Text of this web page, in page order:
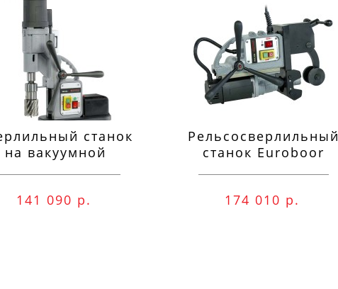
станок
на вакуумной
141 090 р.
Рельсосверлильный
станок Euroboor
174 010 р.